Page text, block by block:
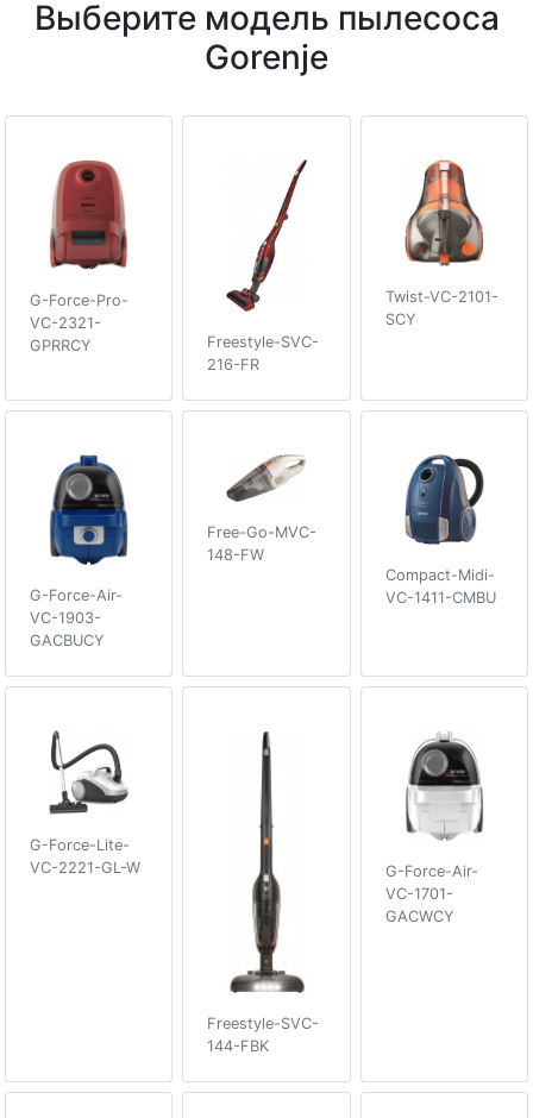
Выберите модель пылесоса
Gorenje
G-Force-Pro-
VC-2321-
GPRRCY
Freestyle-SVC-
216-FR
Twist-VC-2101-
SCY
G-Force-Air-
VC-1903-
GACBUCY
Free-Go-MVC-
148-FW
Compact-Midi-
VC-1411-CMBU
G-Force-Lite-
VC-2221-GL-W
Freestyle-SVC-
144-FBK
G-Force-Air-
VC-1701-
GACWCY